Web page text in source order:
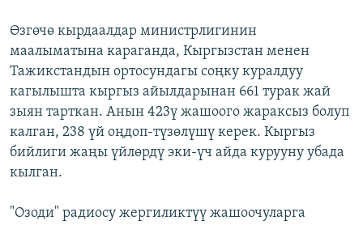
Өзгөчө кырдаалдар министрлигинин
маалыматына караганда, Кыргызстан менен
Тажикстандын ортосундагы соңку куралдуу
кагылышта кыргыз айылдарынан 661 турак жай
зыян тарткан. Анын 423ү жашоого жараксыз болуп
калган, 238 үй оңдоп-түзөлүшү керек. Кыргыз
бийлиги жаңы үйлөрдү эки-үч айда курууну убада
кылган.
"Озоди" радиосу жергиликтүү жашоочуларга